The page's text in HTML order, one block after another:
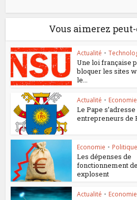
Vous aimerez
Actualité •
Une loi française
bloquer les sites
le...
Actualité • Economie
Le Pape
entrepreneurs de
Economie • Politique
Les dépenses de
fonctionnement
explosent
Actualité • Economie